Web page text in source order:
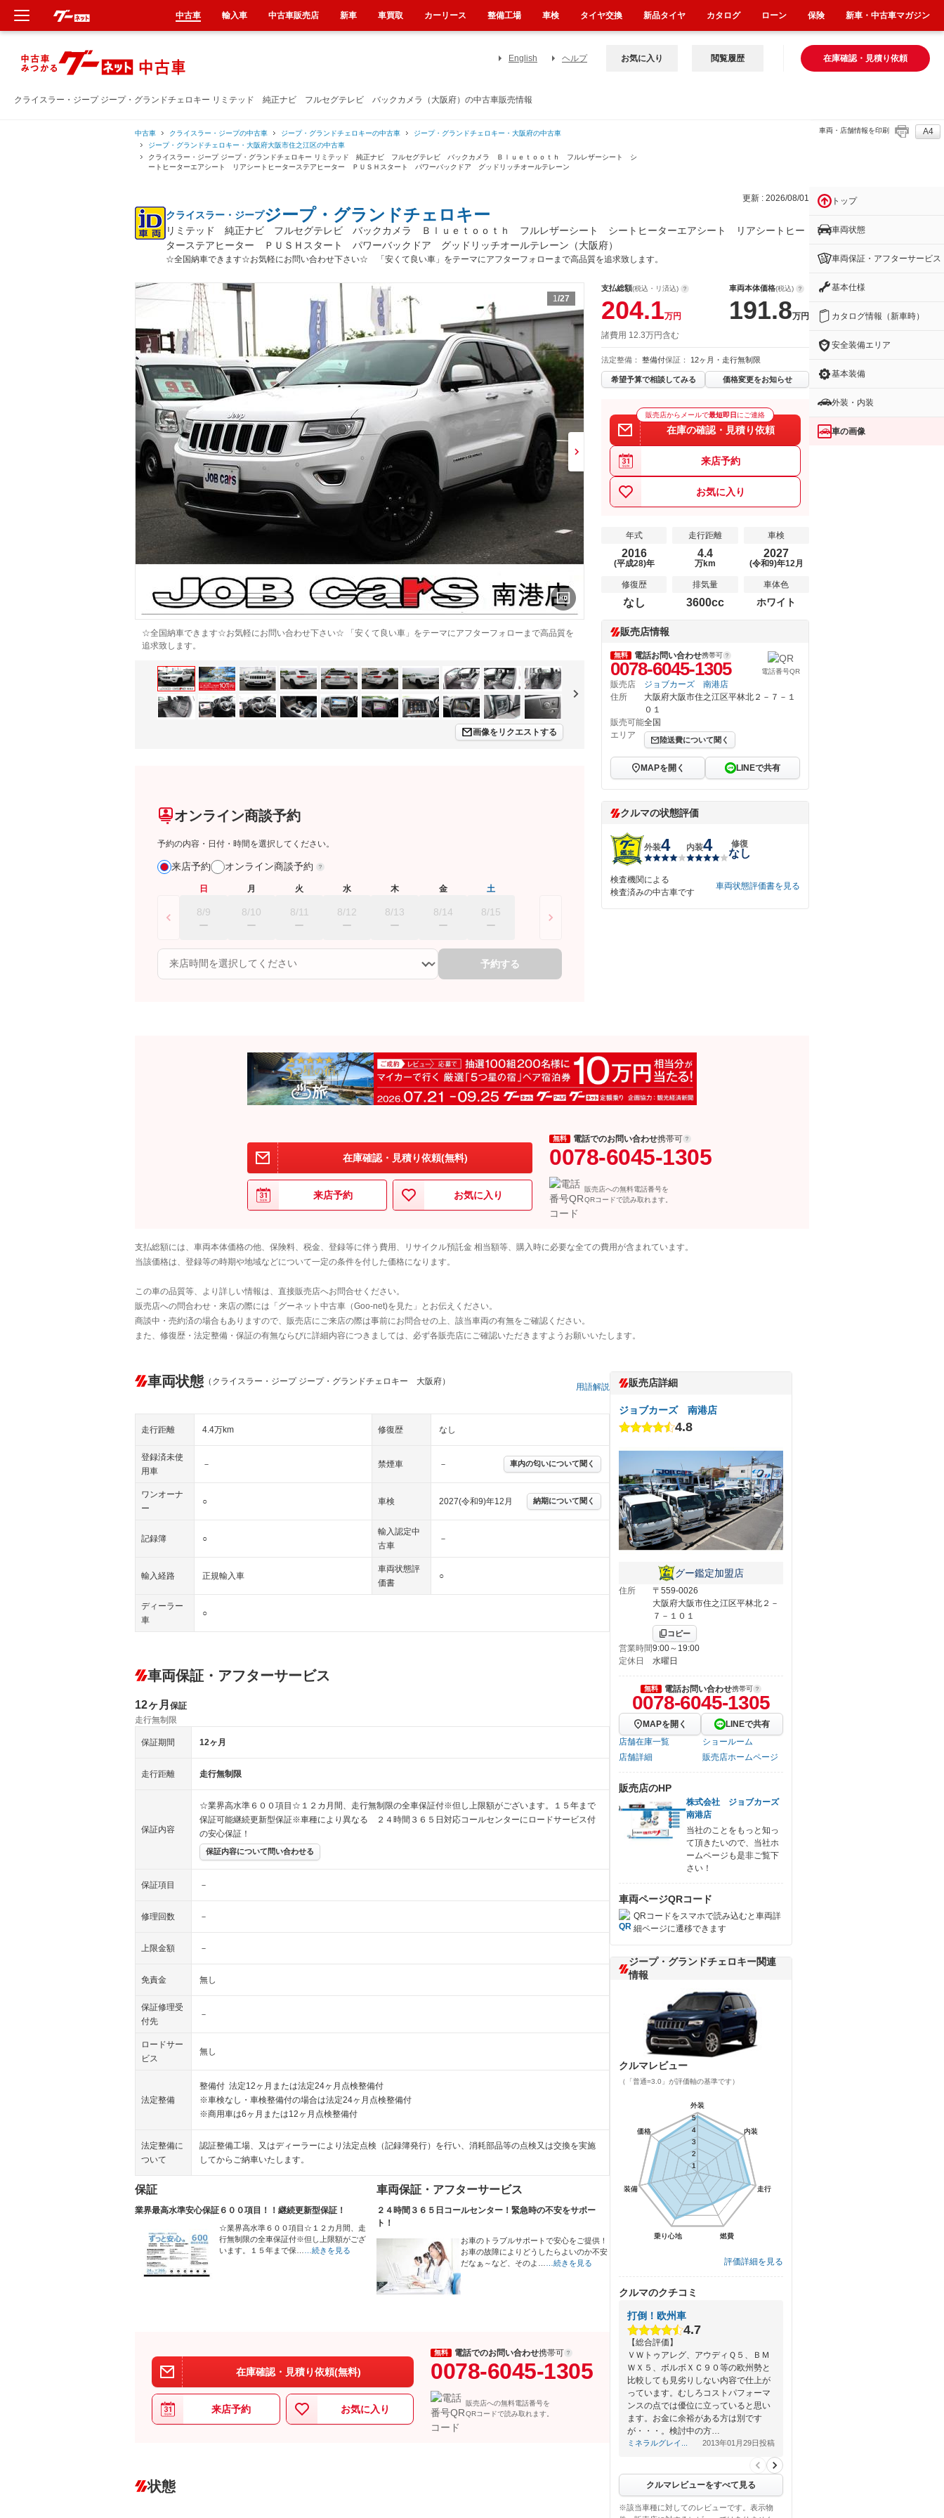
クライスラー・ジープ ジープ・グランドチェロキー リミテッド 純正ナビ フルセグテレビ バックカメラ（大阪府）の中古車販売情報
English ヘルプ 在庫確認・見積り依頼
お気に入り 閲覧履歴
中古車 クライスラー・ジープの中古車 ジープ・グランドチェロキーの中古車
ジープ・グランドチェロキー・大阪府の中古車
ジープ・グランドチェロキー・大阪府大阪市住之江区の中古車
クライスラー・ジープ ジープ・グランドチェロキー リミテッド 純正ナビ フルセグテレビ バックカメラ Ｂｌｕｅｔｏｏｔｈ フルレザーシート シ
ートヒーターエアシート リアシートヒーターステアヒーター ＰＵＳＨスタート パワーバックドア グッドリッチオールテレーン
車両・店舗情報を印刷 A4
更新 : 2026/08/01
クライスラー・ジープジープ・グランドチェロキー
リミテッド 純正ナビ フルセグテレビ バックカメラ Ｂｌｕｅｔｏｏｔｈ フルレザーシート シートヒーターエアシート リアシートヒー
ターステアヒーター ＰＵＳＨスタート パワーバックドア グッドリッチオールテレーン（大阪府）
☆全国納車できます☆お気軽にお問い合わせ下さい☆ 「安くて良い車」をテーマにアフターフォローまで高品質を追求致します。
1/27
☆全国納車できます☆お気軽にお問い合わせ下さい☆ 「安くて良い車」をテーマにアフターフォローまで高品質を
追求致します。
画像をリクエストする
オンライン商談予約
予約の内容・日付・時間を選択してください。
来店予約 オンライン商談予約
日
8/9
月
8/10
火
8/11
水
8/12
木
8/13
金
8/14
土
8/15
予約する
支払総額(税込・リ済込)
204.1万円
車両本体価格(税込)
191.8万円
諸費用 12.3万円含む
法定整備： 整備付保証： 12ヶ月・走行無制限
希望予算で相談してみる 価格変更をお知らせ
販売店からメールで最短即日 にご連絡
在庫の確認・見積り依頼
来店予約
お気に入り
年式
2016
(平成28)年
走行距離
4.4
万km
車検
2027
(令和9)年12月
修復歴
なし
排気量
3600cc
車体色
ホワイト
販売店情報
無料 電話お問い合わせ携帯可
0078-6045-1305 電話番号QR
販売店
ジョブカーズ 南港店
住所
大阪府大阪市住之江区平林北２－７－１
０１
販売可能
エリア
全国
陸送費について聞く
MAPを開く LINEで共有
クルマの状態評価
外装4 内装4 修復
なし
検査機関による
検査済みの中古車です
車両状態評価書を見る
在庫確認・見積り依頼(無料)
来店予約 お気に入り
無料 電話でのお問い合わせ携帯可
0078-6045-1305
販売店への無料電話番号を
QRコードで読み取れます。
支払総額には、車両本体価格の他、保険料、税金、登録等に伴う費用、リサイクル預託金 相当額等、購入時に必要な全ての費用が含まれています。
当該価格は、登録等の時期や地域などについて一定の条件を付した価格になります。
この車の品質等、より詳しい情報は、直接販売店へお問合せください。
販売店への問合わせ・来店の際には「グーネット中古車（Goo-net)を見た」とお伝えください。
商談中・売約済の場合もありますので、販売店にご来店の際は事前にお問合せの上、該当車両の有無をご確認ください。
また、修復歴・法定整備・保証の有無ならびに詳細内容につきましては、必ず各販売店にご確認いただきますようお願いいたします。
車両状態 （クライスラー・ジープ ジープ・グランドチェロキー 大阪府）
用語解説
走行距離 4.4万km 修復歴 なし
登録済未使
用車
－ 禁煙車 － 車内の匂いについて聞く
ワンオーナ
ー
○ 車検 2027(令和9)年12月 納期について聞く
記録簿 ○
輸入認定中
古車
－
輸入経路 正規輸入車
車両状態評
価書
○
ディーラー
車
○
車両保証・アフターサービス
12ヶ月 保証
走行無制限
保証期間 12ヶ月
走行距離 走行無制限
保証内容
☆業界高水準６００項目☆１２カ月間、走行無制限の全車保証付※但し上限額がございます。１５年まで
保証可能継続更新型保証※車種により異なる ２４時間３６５日対応コールセンターにロードサービス付
の安心保証！
保証内容について問い合わせる
保証項目 －
修理回数 －
上限金額 －
免責金 無し
保証修理受
付先
－
ロードサー
ビス
無し
法定整備
整備付 法定12ヶ月または法定24ヶ月点検整備付
※車検なし・車検整備付の場合は法定24ヶ月点検整備付
※商用車は6ヶ月または12ヶ月点検整備付
法定整備に
ついて
認証整備工場、又はディーラーにより法定点検（記録簿発行）を行い、消耗部品等の点検又は交換を実施
してからご納車いたします。
保証
業界最高水準安心保証６００項目！！継続更新型保証！
☆業界高水準６００項目☆１２カ月間、走
行無制限の全車保証付※但し上限額がござ
います。１５年まで保…
…続きを見る
車両保証・アフターサービス
２４時間３６５日コールセンター！緊急時の不安をサポー
ト！
お車のトラブルサポートで安心をご提供！
お車の故障によりどうしたらよいのか不安
だなぁ～など、そのよ…
…続きを見る
在庫確認・見積り依頼(無料)
来店予約 お気に入り
無料 電話でのお問い合わせ携帯可
0078-6045-1305
販売店への無料電話番号を
QRコードで読み取れます。
状態
販売店詳細
ジョブカーズ 南港店
4.8
グー鑑定加盟店
住所
〒559-0026
大阪府大阪市住之江区平林北２－
７－１０１
コピー
営業時間9:00～19:00
定休日
水曜日
無料 電話お問い合わせ携帯可
0078-6045-1305
MAPを開く
LINEで共有
店舗在庫一覧
ショールーム
店舗詳細
販売店ホームページ
販売店のHP
株式会社 ジョブカーズ
南港店
当社のことをもっと知っ
て頂きたいので、当社ホ
ームページも是非ご覧下
さい！
車両ページQRコード
QRコードをスマホで読み込むと車両詳
細ページに遷移できます
ジープ・グランドチェロキー関連
情報
クルマレビュー
（「普通=3.0」が評価軸の基準です）
外装
内装
走行
燃費
乗り心地
装備
価格
1
2
3
4
5
外装
内装
走行
燃費
乗り心地
装備
価格
1
2
3
4
5
評価詳細を見る
クルマのクチコミ
打倒！欧州車
4.7
【総合評価】
ＶＷトゥアレグ、アウディＱ５、ＢＭ
ＷＸ５、ボルボＸＣ９０等の欧州勢と
比較しても見劣りしない内容で仕上が
っています。むしろコストパフォーマ
ンスの点では優位に立っていると思い
ます。お金に余裕がある方は別です
が・・・。検討中の方…
ミネラルグレイ... 2013年01月29日投稿
クルマレビューをすべて見る
※該当車種に対してのレビューです。表示物
トップ
車両状態
車両保証・アフターサービス
基本仕様
カタログ情報（新車時）
安全装備エリア
基本装備
外装・内装
車の画像
中古車 輸入車 中古車販売店 新車 車買取 カーリース 整備工場 車検 タイヤ交換 新品タイヤ カタログ ローン 保険 新車・中古車マガジン
新車
中古車